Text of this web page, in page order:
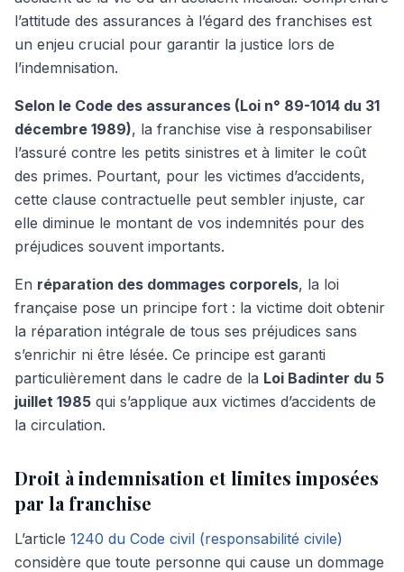
l’attitude des assurances à l’égard des franchises est
un enjeu crucial pour garantir la justice lors de
l’indemnisation.
Selon le Code des assurances (Loi n° 89-1014 du 31
décembre 1989), la franchise vise à responsabiliser
l’assuré contre les petits sinistres et à limiter le coût
des primes. Pourtant, pour les victimes d’accidents,
cette clause contractuelle peut sembler injuste, car
elle diminue le montant de vos indemnités pour des
préjudices souvent importants.
En réparation des dommages corporels, la loi
française pose un principe fort : la victime doit obtenir
la réparation intégrale de tous ses préjudices sans
s’enrichir ni être lésée. Ce principe est garanti
particulièrement dans le cadre de la Loi Badinter du 5
juillet 1985 qui s’applique aux victimes d’accidents de
la circulation.
Droit à indemnisation et limites imposées
par la franchise
L’article 1240 du Code civil (responsabilité civile)
considère que toute personne qui cause un dommage